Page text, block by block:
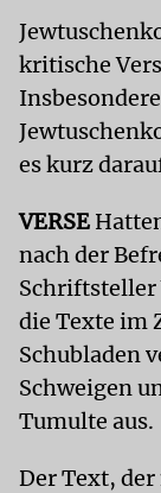
kritische
es kurz
VERSE
nach der
Schriftsteller
die Texte im
Schubladen
Schweigen
Tumulte aus.
Der Text,